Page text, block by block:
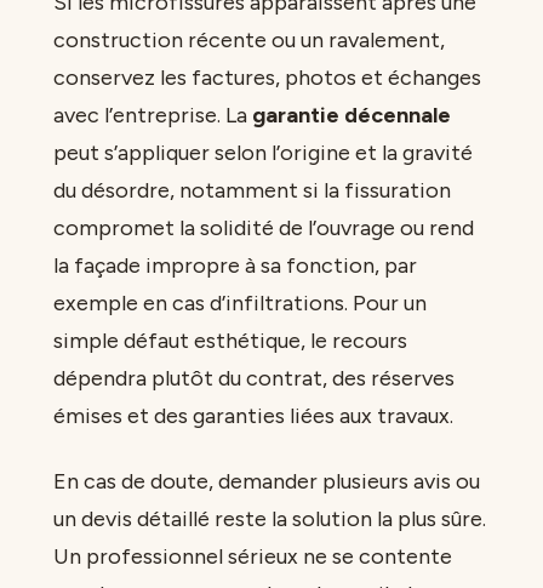
construction récente ou un ravalement,
conservez les factures, photos et échanges
avec l’entreprise. La garantie décennale
peut s’appliquer selon l’origine et la gravité
du désordre, notamment si la fissuration
compromet la solidité de l’ouvrage ou rend
la façade impropre à sa fonction, par
exemple en cas d’infiltrations. Pour un
simple défaut esthétique, le recours
dépendra plutôt du contrat, des réserves
émises et des garanties liées aux travaux.
En cas de doute, demander plusieurs avis ou
un devis détaillé reste la solution la plus sûre.
Un professionnel sérieux ne se contente